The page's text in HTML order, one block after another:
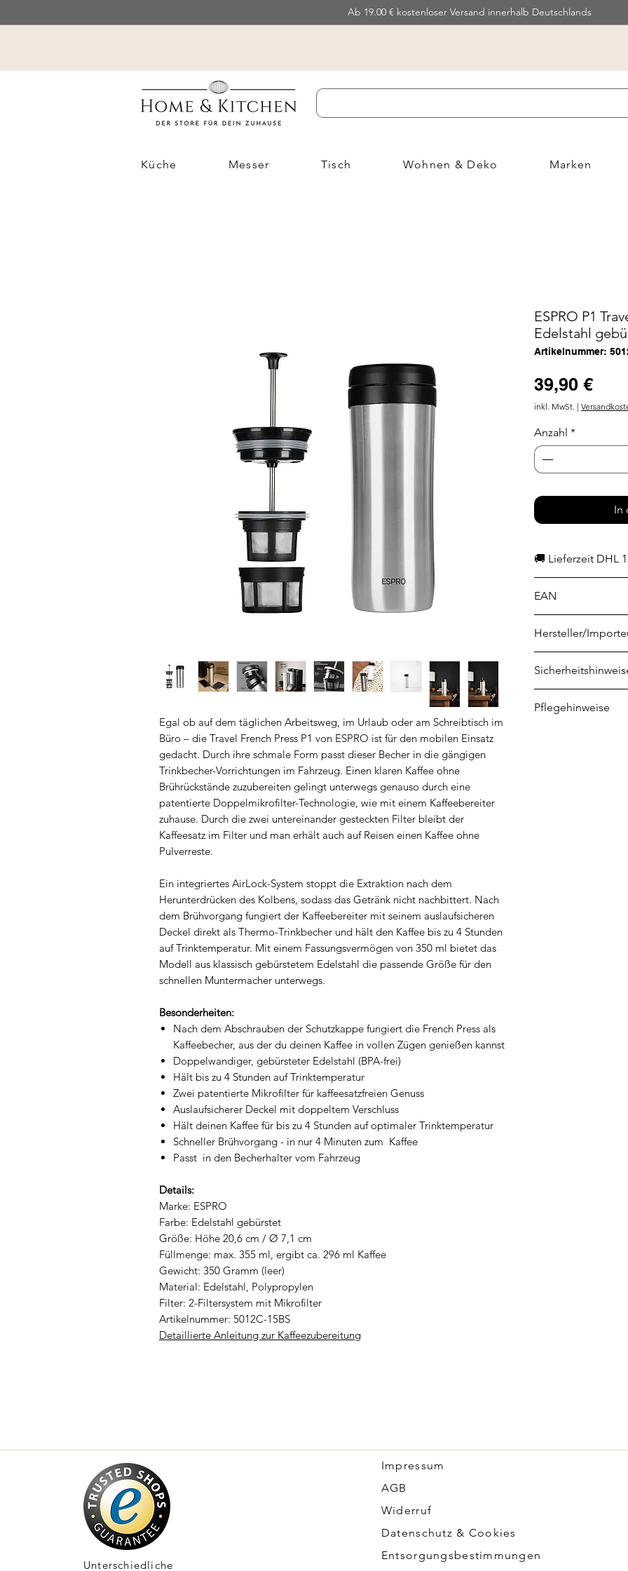
Ab 19.00 € kostenloser Versand innerhalb Deutschlands
Küche Messer Tisch Wohnen & Deko Marken
Egal ob auf dem täglichen Arbeitsweg, im Urlaub oder am Schreibtisch im
Büro – die Travel French Press P1 von ESPRO ist für den mobilen Einsatz
gedacht. Durch ihre schmale Form passt dieser Becher in die gängigen
Trinkbecher-Vorrichtungen im Fahrzeug. Einen klaren Kaffee ohne
Brührückstände zuzubereiten gelingt unterwegs genauso durch eine
patentierte Doppelmikrofilter-Technologie, wie mit einem Kaffeebereiter
zuhause. Durch die zwei untereinander gesteckten Filter bleibt der
Kaffeesatz im Filter und man erhält auch auf Reisen einen Kaffee ohne
Pulverreste.
Ein integriertes AirLock-System stoppt die Extraktion nach dem
Herunterdrücken des Kolbens, sodass das Getränk nicht nachbittert. Nach
dem Brühvorgang fungiert der Kaffeebereiter mit seinem auslaufsicheren
Deckel direkt als Thermo-Trinkbecher und hält den Kaffee bis zu 4 Stunden
auf Trinktemperatur. Mit einem Fassungsvermögen von 350 ml bietet das
Modell aus klassisch gebürstetem Edelstahl die passende Größe für den
schnellen Muntermacher unterwegs.
Besonderheiten:
Nach dem Abschrauben der Schutzkappe fungiert die French Press als
Kaffeebecher, aus der du deinen Kaffee in vollen Zügen genießen kannst
Doppelwandiger, gebürsteter Edelstahl (BPA-frei)
Hält bis zu 4 Stunden auf Trinktemperatur
Zwei patentierte Mikrofilter für kaffeesatzfreien Genuss
Auslaufsicherer Deckel mit doppeltem Verschluss
Hält deinen Kaffee für bis zu 4 Stunden auf optimaler Trinktemperatur
Schneller Brühvorgang - in nur 4 Minuten zum Kaffee
Passt in den Becherhalter vom Fahrzeug
Details:
Marke: ESPRO
Farbe: Edelstahl gebürstet
Größe: Höhe 20,6 cm / Ø 7,1 cm
Füllmenge: max. 355 ml, ergibt ca. 296 ml Kaffee
Gewicht: 350 Gramm (leer)
Material: Edelstahl, Polypropylen
Filter: 2-Filtersystem mit Mikrofilter
Artikelnummer: 5012C-15BS
Detaillierte Anleitung zur Kaffeezubereitung
ESPRO P1
Edelstahl
Artikelnummer:
39,90 €Preis
inkl. MwSt. |
Anzahl *
In
🚚 Lieferzeit DHL
EAN
Hersteller/
339 Queen Street
ON M5A 1S9
Toronto, Canada
oder in den
Pflegehinweise
Unterschiedliche
Impressum
​AGB
Widerruf
Datenschutz & Cookies
Entsorgungsbestimmungen